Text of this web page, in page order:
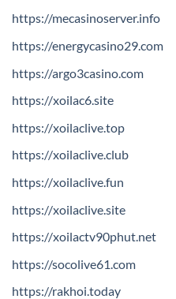
https://mecasinoserver.info
https://energycasino29.com
https://argo3casino.com
https://xoilac6.site
https://xoilaclive.top
https://xoilaclive.club
https://xoilaclive.fun
https://xoilaclive.site
https://xoilactv90phut.net
https://socolive61.com
https://rakhoi.today